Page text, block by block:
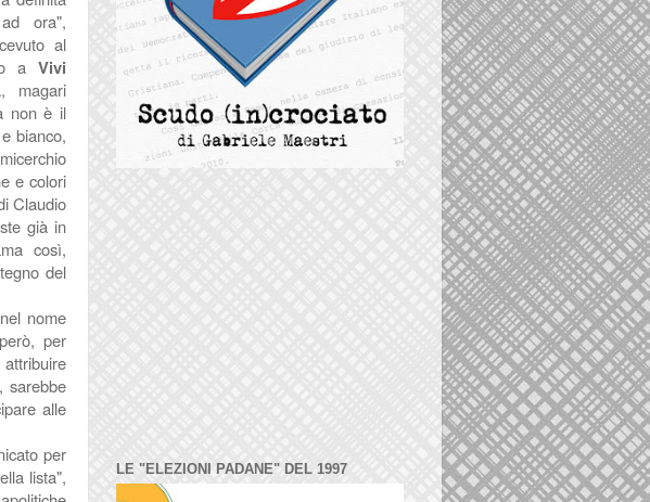
ora",
al
aVivi
magari
non è il
bianco,
e colori
Claudio
già in
così,
del
nome
per
sarebbe
alle
per
lista",
LE "ELEZIONI PADANE" DEL 1997